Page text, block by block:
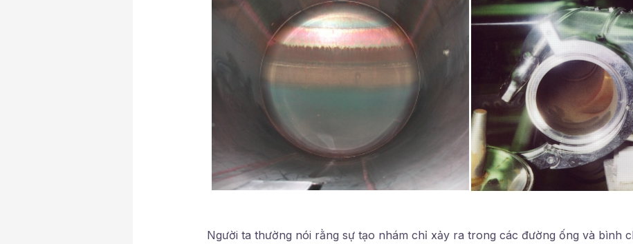
Người ta thường nói rằng sự tạo nhám chỉ xảy ra trong các đường ống và bình